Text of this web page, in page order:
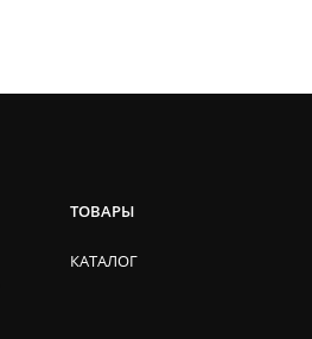
ТОВАРЫ
КАТАЛОГ